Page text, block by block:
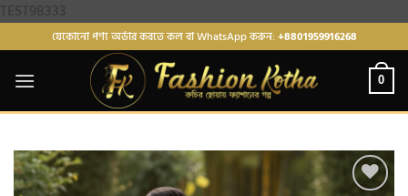
to
content
যেকোনো পণ্য অর্ডার করতে কল বা WhatsApp করুন: +8801959916268
0